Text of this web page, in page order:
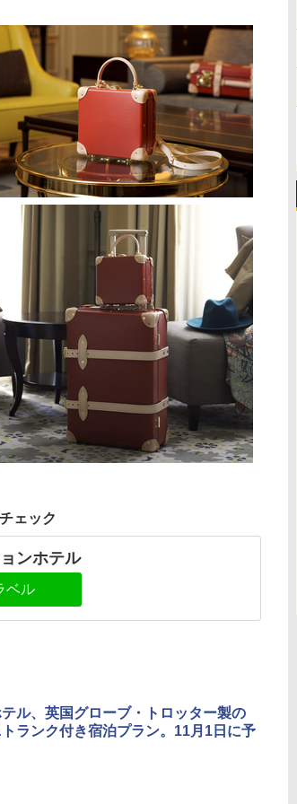
ェック
ンホテル
ベル
ル、英国グローブ・トロッター製の
ランク付き宿泊プラン。11月1日に予